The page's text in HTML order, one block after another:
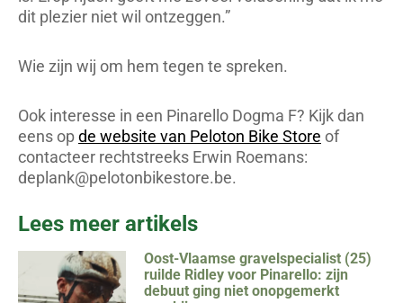
dit plezier niet wil ontzeggen.”
Wie zijn wij om hem tegen te spreken.
Ook interesse in een Pinarello Dogma F? Kijk dan
eens opde website van Peloton Bike Store of
contacteer rechtstreeks Erwin Roemans:
deplank@pelotonbikestore.be.
Lees meer artikels
Oost-Vlaamse gravelspecialist (25)
ruilde Ridley voor Pinarello: zijn
debuut ging niet onopgemerkt